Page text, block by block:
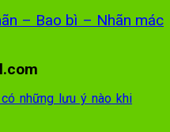
– Bao bì – Nhãn mác
những lưu ý nào khi